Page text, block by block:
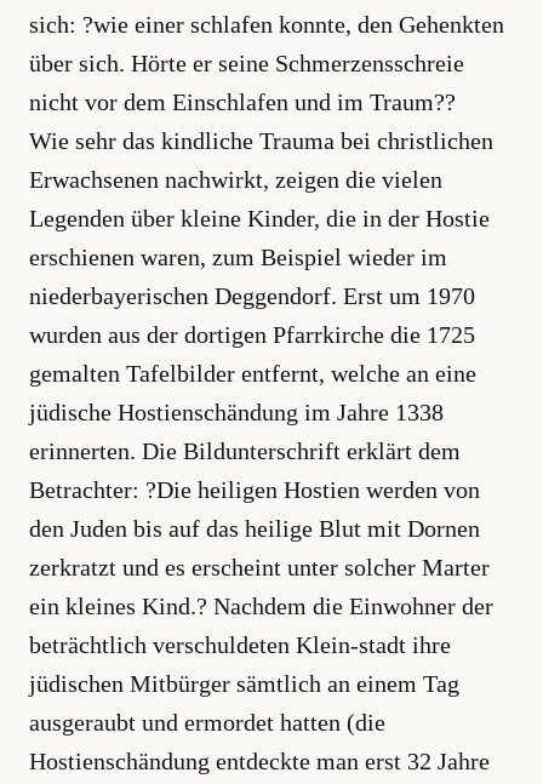
sich: ?wie einer schlafen konnte, den Gehenkten
über sich. Hörte er seine Schmerzensschreie
nicht vor dem Einschlafen und im Traum??
Wie sehr das kindliche Trauma bei christlichen
Erwachsenen nachwirkt, zeigen die vielen
Legenden über kleine Kinder, die in der Hostie
erschienen waren, zum Beispiel wieder im
niederbayerischen Deggendorf. Erst um 1970
wurden aus der dortigen Pfarrkirche die 1725
gemalten Tafelbilder entfernt, welche an eine
jüdische Hostienschändung im Jahre 1338
erinnerten. Die Bildunterschrift erklärt dem
Betrachter: ?Die heiligen Hostien werden von
den Juden bis auf das heilige Blut mit Dornen
zerkratzt und es erscheint unter solcher Marter
ein kleines Kind.? Nachdem die Einwohner der
beträchtlich verschuldeten Klein-stadt ihre
jüdischen Mitbürger sämtlich an einem Tag
ausgeraubt und ermordet hatten (die
Hostienschändung entdeckte man erst 32 Jahre